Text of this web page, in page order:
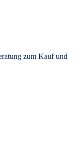
zum Kauf und